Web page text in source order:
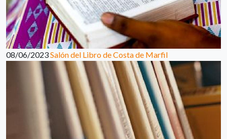
08/06/2023Salón del Libro de Costa de Marfil